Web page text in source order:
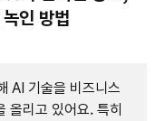
인 방법
AI 기술을 비즈니스
올리고 있어요. 특히